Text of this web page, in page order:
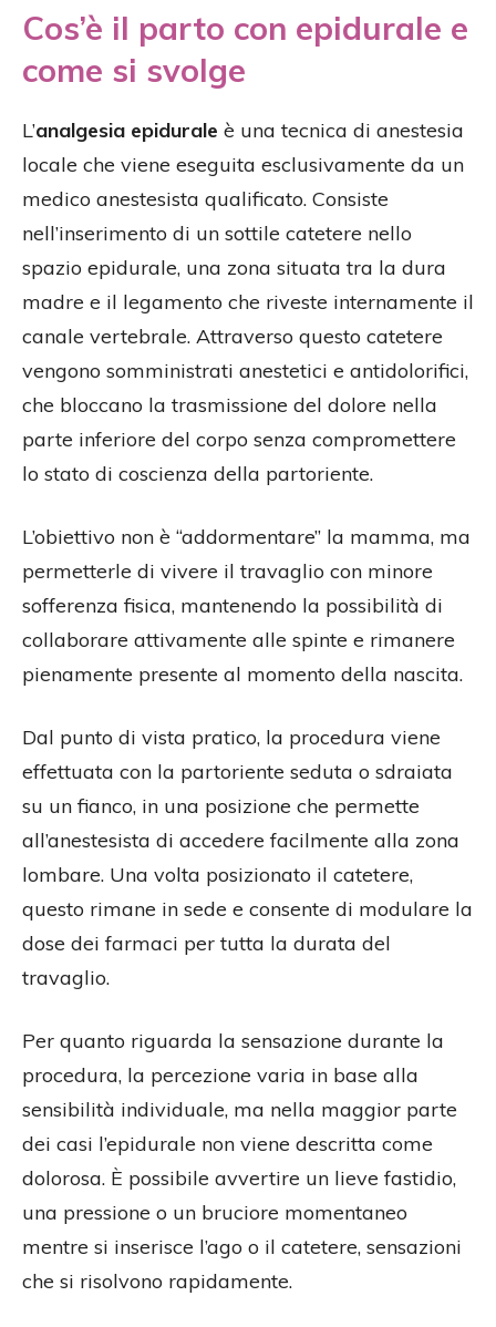
Cos’è il parto con epidurale e
come si svolge
L’analgesia epidurale è una tecnica di anestesia
locale che viene eseguita esclusivamente da un
medico anestesista qualificato. Consiste
nell’inserimento di un sottile catetere nello
spazio epidurale, una zona situata tra la dura
madre e il legamento che riveste internamente il
canale vertebrale. Attraverso questo catetere
vengono somministrati anestetici e antidolorifici,
che bloccano la trasmissione del dolore nella
parte inferiore del corpo senza compromettere
lo stato di coscienza della partoriente.
L’obiettivo non è “addormentare” la mamma, ma
permetterle di vivere il travaglio con minore
sofferenza fisica, mantenendo la possibilità di
collaborare attivamente alle spinte e rimanere
pienamente presente al momento della nascita.
Dal punto di vista pratico, la procedura viene
effettuata con la partoriente seduta o sdraiata
su un fianco, in una posizione che permette
all’anestesista di accedere facilmente alla zona
lombare. Una volta posizionato il catetere,
questo rimane in sede e consente di modulare la
dose dei farmaci per tutta la durata del
travaglio.
Per quanto riguarda la sensazione durante la
procedura, la percezione varia in base alla
sensibilità individuale, ma nella maggior parte
dei casi l’epidurale non viene descritta come
dolorosa. È possibile avvertire un lieve fastidio,
una pressione o un bruciore momentaneo
mentre si inserisce l’ago o il catetere, sensazioni
che si risolvono rapidamente.